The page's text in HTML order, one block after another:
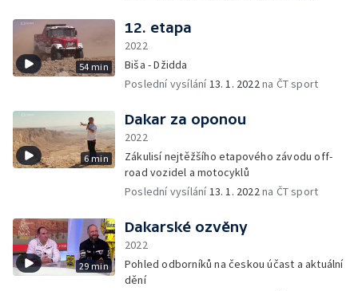
54 min
12. etapa
2022
Biša - Džidda
Poslední vysílání13. 1. 2022na ČT sport
6 min
Dakar za oponou
2022
Zákulisí nejtěžšího etapového závodu off-
road vozidel a motocyklů
Poslední vysílání13. 1. 2022na ČT sport
29 min
Dakarské ozvěny
2022
Pohled odborníků na českou účast a aktuální
dění